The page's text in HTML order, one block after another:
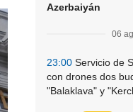
Azerbaiyán
06
23:00 Servicio de
con drones dos
"Balaklava" y